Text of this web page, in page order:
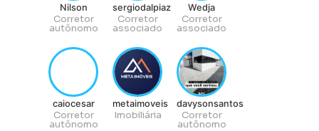
Nilson
Corretor
autônomo
sergiodalpiaz
Corretor
associado
Wedja
Corretor
associado
caiocesar
Corretor
autônomo
metaimoveis
Imobiliária
davysonsantos
Corretor
autônomo